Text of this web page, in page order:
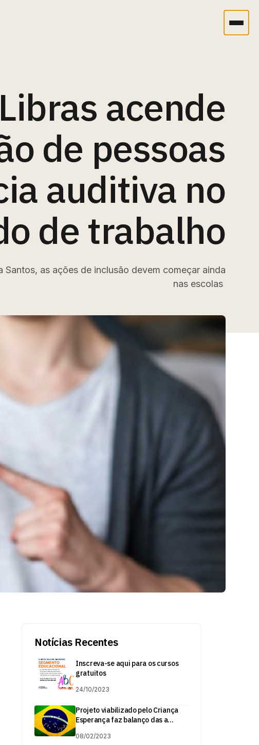
acende
de pessoas
auditiva no
de trabalho
as ações de inclusão devem começar ainda
nas escolas
Notícias Recentes
Inscreva-se aqui para os cursos
gratuitos
24/10/2023
Projeto viabilizado pelo Criança
Esperança faz balanço das a...
08/02/2023